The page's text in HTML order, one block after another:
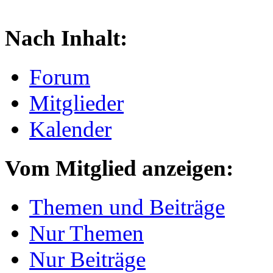
Nach Inhalt:
Forum
Mitglieder
Kalender
Vom Mitglied anzeigen:
Themen und Beiträge
Nur Themen
Nur Beiträge